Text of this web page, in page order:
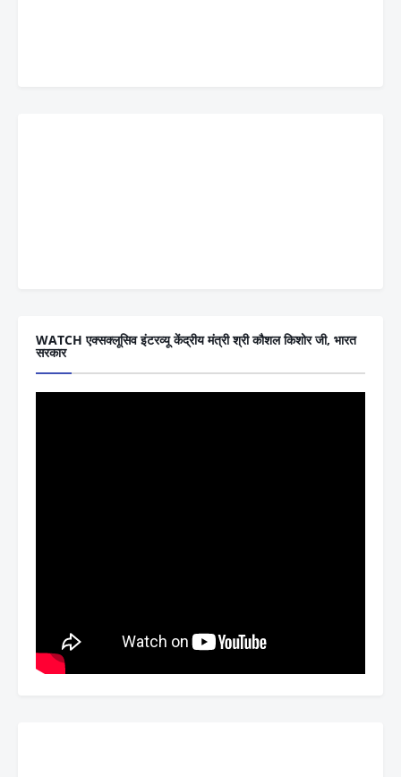
WATCH एक्सक्लूसिव इंटरव्यू केंद्रीय मंत्री श्री कौशल किशोर जी, भारत
सरकार